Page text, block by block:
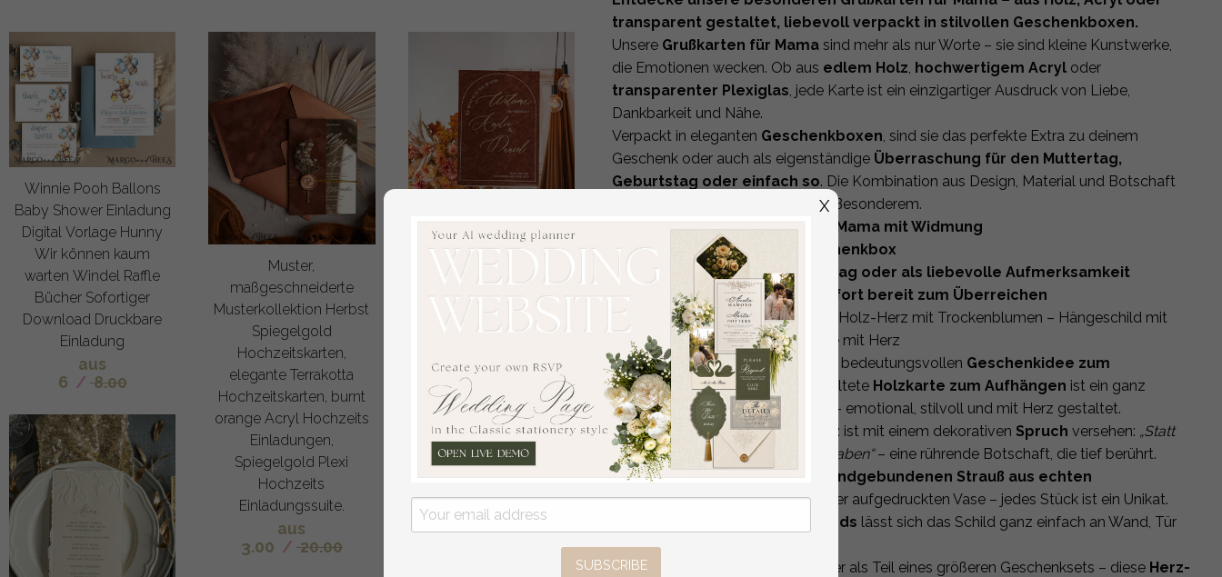
Winnie Pooh Ballons
Baby Shower Einladung
Digital Vorlage Hunny
Wir können kaum
warten Windel Raffle
Bücher Sofortiger
Download Druckbare
Einladung
aus
6 / 8.00
Muster,
maßgeschneiderte
Musterkollektion Herbst
Spiegelgold
Hochzeitskarten,
elegante Terrakotta
Hochzeitskarten, burnt
orange Acryl Hochzeits
Einladungen,
Spiegelgold Plexi
Hochzeits
Einladungssuite.
aus
3.00 / 20.00
Herbsthochzeit
Willkommensschild,
luxuriöses
Willkommensschild,
goldene
Hochzeitsdekoration,
personalisiertes
Rosthochzeitsschild,
Herbst
Willkommenshochzeitsboard
transparent gestaltet, liebevoll verpackt in stilvollen Geschenkboxen.
Unsere Grußkarten für Mama sind mehr als nur Worte – sie sind kleine Kunstwerke,
die Emotionen wecken. Ob aus edlem Holz, hochwertigem Acryl oder
transparenter Plexiglas, jede Karte ist ein einzigartiger Ausdruck von Liebe,
Dankbarkeit und Nähe.
Verpackt in eleganten Geschenkboxen, sind sie das perfekte Extra zu deinem
Geschenk oder auch als eigenständige Überraschung für den Muttertag,
Geburtstag oder einfach so. Die Kombination aus Design, Material und Botschaft
macht jede Karte zu etwas ganz Besonderem.
Außergewöhnliche Karten für Mama mit Widmung
Holz- und Acrylkarten in Geschenkbox
Ideal zum Muttertag, Geburtstag oder als liebevolle Aufmerksamkeit
Emotional, hochwertig und sofort bereit zum Überreichen
Geschenkidee zum Muttertag
Holz-Herz mit Trockenblumen – Hängeschild mit
Spruch für Mama Muttertagskarte mit Herz
Suchst du nach einer kleinen, aber bedeutungsvollen Geschenkidee zum
Muttertag
? Diese liebevoll gestaltete Holzkarte zum Aufhängen ist ein ganz
besonderes Andenken für Mama – emotional, stilvoll und mit Herz gestaltet.
DasHerz aus hellem Naturholz ist mit einem dekorativen Spruch versehen: „Statt
Glück ist eine Mama wie dich zu haben“– eine rührende Botschaft, die tief berührt.
Verziert ist die Karte mit einem
handgebundenen Strauß aus echten
Trockenblumen, befestigt in einer aufgedruckten Vase – jedes Stück ist ein Unikat.
Satinkordelbands lässt sich das Schild ganz einfach an Wand, Tür
oder Haken aufhängen.
Ob als kleine Aufmerksamkeit oder als Teil eines größeren Geschenksets – diese Herz-
SUBSCRIBE
X